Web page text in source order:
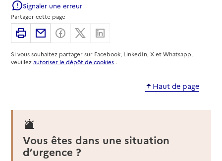
Signaler une erreur
Partager cette page
ImprimerPartager par email
Partager sur Facebook
Partager sur X
Si vous souhaitez partager sur Facebook, LinkedIn, X et Whatsapp,
veuillezautoriser le dépôt de cookies .
Haut de page
Vous êtes dans une situation
d’urgence ?